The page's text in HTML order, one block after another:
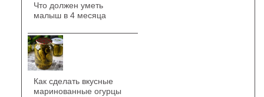
Что должен уметь
малыш в 4 месяца
Как сделать вкусные
маринованные огурцы